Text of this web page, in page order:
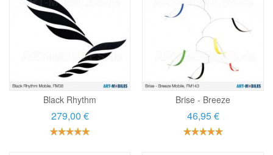
Black Rhythm
279,00 €
Brise - Breeze
46,95 €